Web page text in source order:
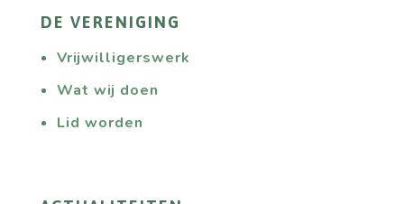
DE VERENIGING
Vrijwilligerswerk
Wat wij doen
Lid worden